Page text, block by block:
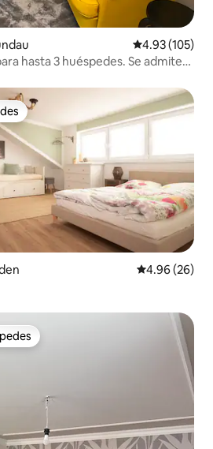
Calificación
4.93 (105)
hasta 3 huéspedes. Se admiten
Calificación
4.96 (26)
entre huéspedes